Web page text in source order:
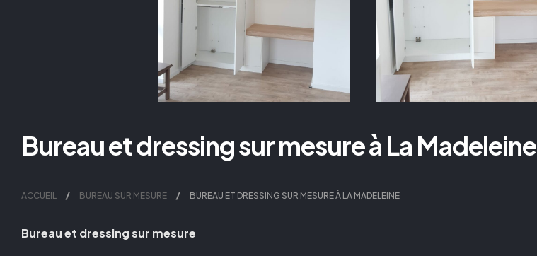
Bureau et dressing sur mesure à La Madeleine
ACCUEIL BUREAU SUR MESURE BUREAU ET DRESSING SUR MESURE À LA MADELEINE
Bureau et dressing sur mesure